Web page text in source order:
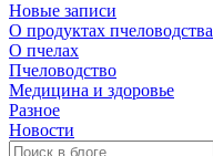
Новые записи
О продуктах пчеловодства
О пчелах
Пчеловодство
Медицина и здоровье
Разное
Новости